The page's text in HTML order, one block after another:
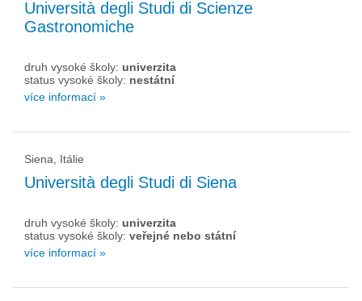
Università degli Studi di Scienze
Gastronomiche
druh vysoké školy: univerzita
status vysoké školy: nestátní
více informací »
Siena, Itálie
Università degli Studi di Siena
druh vysoké školy: univerzita
status vysoké školy: veřejné nebo státní
více informací »